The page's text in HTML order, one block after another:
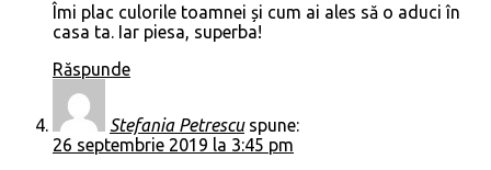
Îmi plac culorile toamnei și cum ai ales să o aduci în
casa ta. Iar piesa, superba!
Răspunde
Stefania Petrescu spune:
26 septembrie 2019 la 3:45 pm